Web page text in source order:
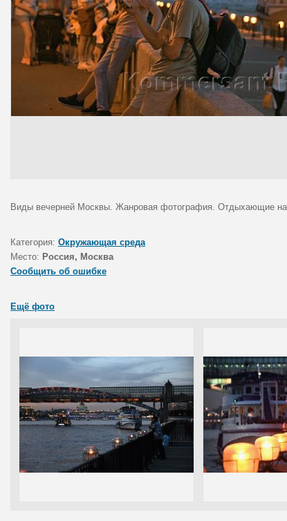
Виды вечерней Москвы. Жанровая фотография. Отдыхающие на
Категория: Окружающая среда
Место: Россия, Москва
Сообщить об ошибке
Ещё фото